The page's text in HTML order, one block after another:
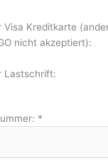
Visa Kreditkarte
nicht akzeptiert):
Lastschrift:
*